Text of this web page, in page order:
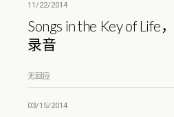
11/22/2014
Songs in the Key of Life
录音
无回应
03/15/2014